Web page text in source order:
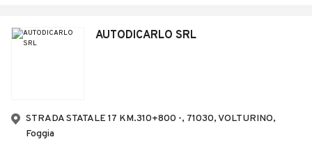
AUTODICARLO SRL
STRADA STATALE 17 KM.310+800 -, 71030, VOLTURINO,
Foggia